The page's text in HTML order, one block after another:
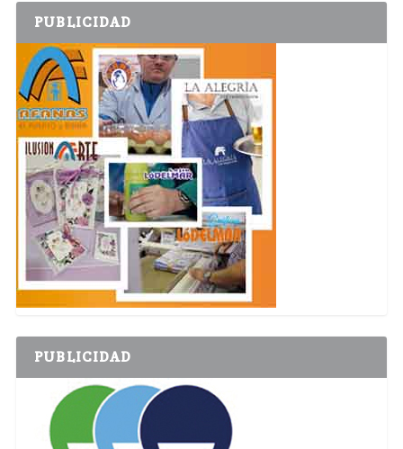
PUBLICIDAD
PUBLICIDAD